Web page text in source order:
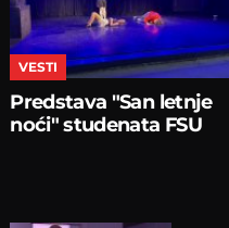
VESTI
Predstava "San letnje
noći" studenata FSU